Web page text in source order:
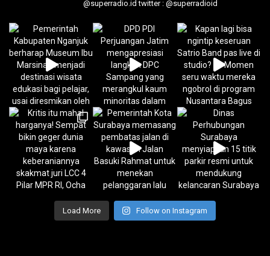
@superradio.id twitter : @superradioid
Load More Follow on Instagram